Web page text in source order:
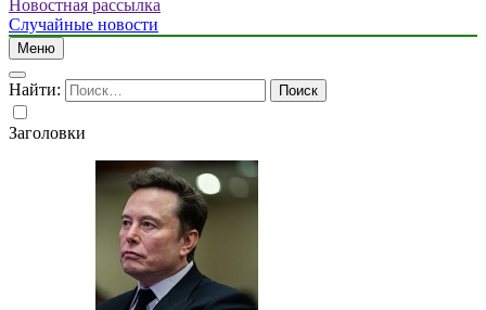
Новостная рассылка
Случайные новости
Меню
Найти:
Заголовки